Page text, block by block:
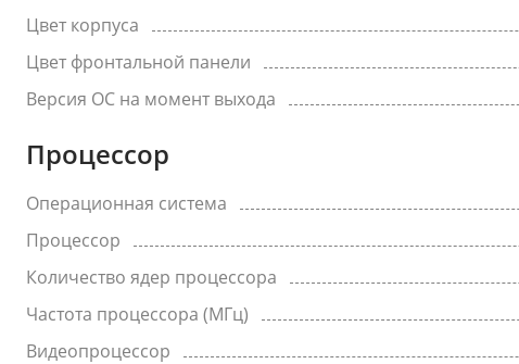
Цвет корпуса
Цвет фронтальной панели
Версия ОС на момент выхода
Процессор
Операционная система
Процессор
Количество ядер процессора
Частота процессора (МГц)
Видеопроцессор